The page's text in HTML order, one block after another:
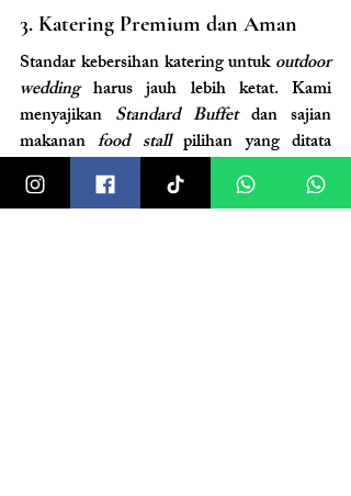
3. Katering Premium dan Aman
Standar kebersihan katering untuk outdoor
wedding harus jauh lebih ketat. Kami
menyajikan Standard Buffet dan sajian
makanan food stall pilihan yang ditata
elegan dengan
centerpiece
tertutup yang
aman dari hembusan angin atau dedaunan